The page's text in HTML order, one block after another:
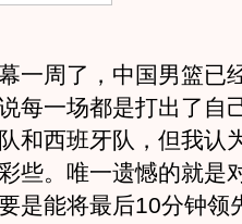
周了，中国男篮已
每一场都是打出了自
和西班牙队，但我认
些。唯一遗憾的就是
是能将最后10分钟领